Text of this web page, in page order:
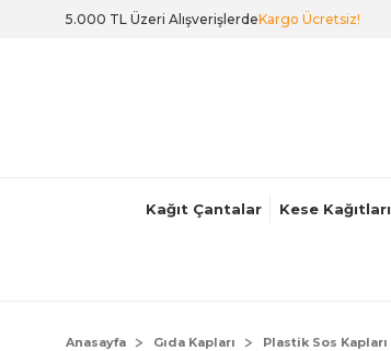
5.000 TL Üzeri AlışverişlerdeKargo Ücretsiz!
Kağıt Çantalar Kese Kağıtları
Anasayfa Gıda Kapları Plastik Sos Kapları